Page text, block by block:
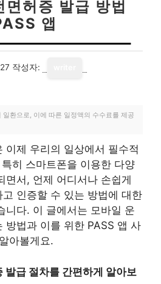
면허증 발급 방법
앱
작성자:
환으로, 이에 따른 일정액의 수수료를 제공
이제 우리의 일상에서 필수적
히 스마트폰을 이용한 다양
면서, 언제 어디서나 손쉽게
인증할 수 있는 방법에 대한
니다. 이 글에서는 모바일 운
방법과 이를 위한 PASS 앱 사
아볼게요.
발급 절차를 간편하게 알아보